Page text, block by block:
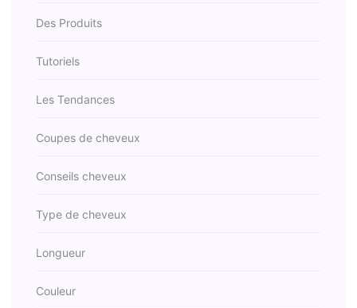
Des Produits
Tutoriels
Les Tendances
Coupes de cheveux
Conseils cheveux
Type de cheveux
Longueur
Couleur